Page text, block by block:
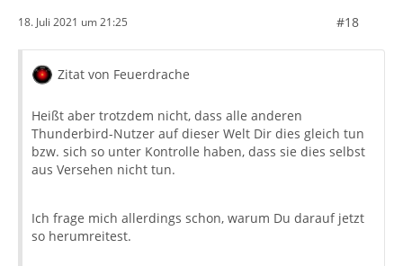
18. Juli 2021 um 21:25 #18
Zitat von Feuerdrache
Heißt aber trotzdem nicht, dass alle anderen
Thunderbird-Nutzer auf dieser Welt Dir dies gleich tun
bzw. sich so unter Kontrolle haben, dass sie dies selbst
aus Versehen nicht tun.
Ich frage mich allerdings schon, warum Du darauf jetzt
so herumreitest.